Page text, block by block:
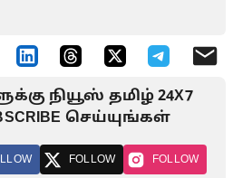
நியூஸ் தமிழ் 24X7
செய்யுங்கள்
FOLLOW FOLLOW